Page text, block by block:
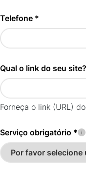
Telefone *
Qual o link do seu
Forneça o link (URL)
Serviço obrigatório *